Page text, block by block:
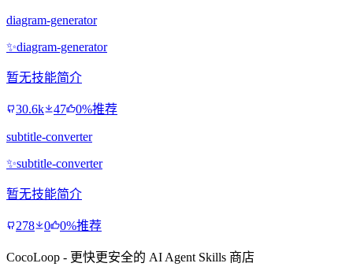
diagram-generator
✨diagram-generator
暂无技能简介
30.6k 47 0%推荐
subtitle-converter
✨subtitle-converter
暂无技能简介
278 0 0%推荐
CocoLoop - 更快更安全的 AI Agent Skills 商店